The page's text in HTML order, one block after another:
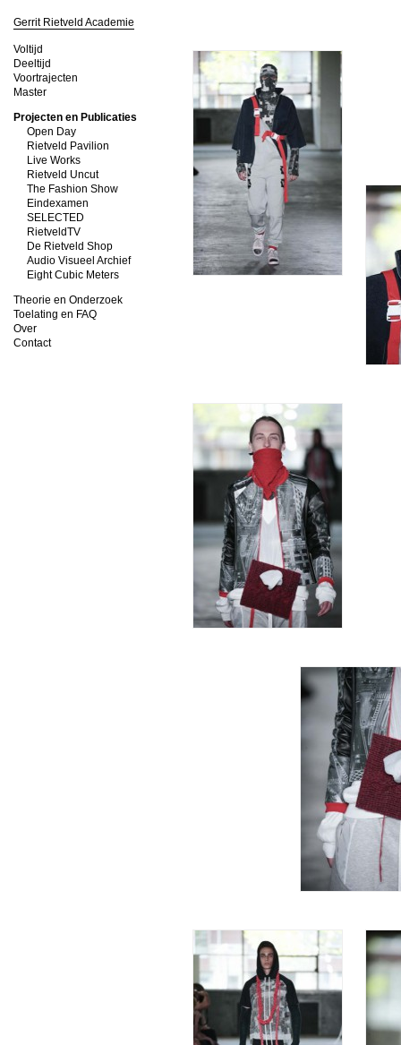
Gerrit Rietveld Academie
Voltijd
Deeltijd
Voortrajecten
Master
Projecten en Publicaties
Open Day
Rietveld Pavilion
Live Works
Rietveld Uncut
The Fashion Show
Eindexamen
SELECTED
RietveldTV
De Rietveld Shop
Audio Visueel Archief
Eight Cubic Meters
Theorie en Onderzoek
Toelating en FAQ
Over
Contact